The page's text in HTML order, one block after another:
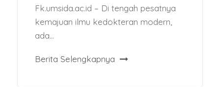
Fk.umsida.ac.id – Di tengah pesatnya
kemajuan ilmu kedokteran modern,
ada...
Berita Selengkapnya